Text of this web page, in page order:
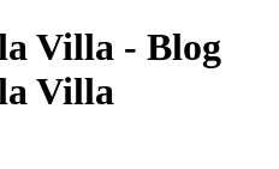
Villa - Blog
Villa